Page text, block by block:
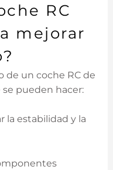
RC
mejorar
de un coche RC de
se pueden hacer:
la estabilidad y la